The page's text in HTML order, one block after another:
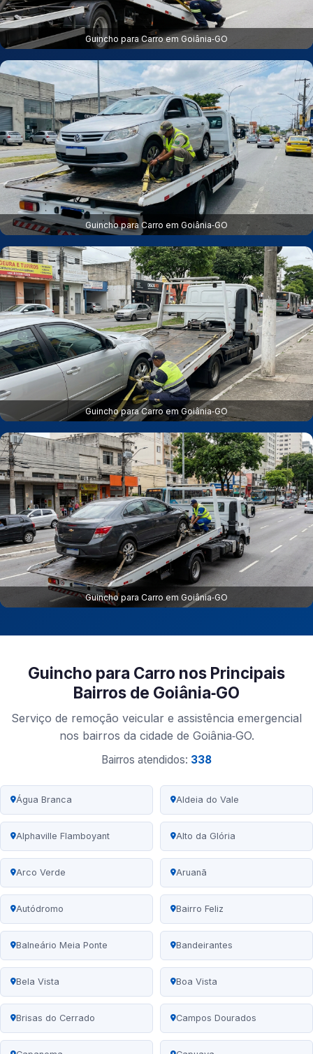
Guincho para Carro em Goiânia‑GO
Guincho para Carro em Goiânia‑GO
Guincho para Carro em Goiânia‑GO
Guincho para Carro em Goiânia‑GO
Guincho para Carro nos Principais
Bairros de Goiânia‑GO
Serviço de remoção veicular e assistência emergencial
nos bairros da cidade de Goiânia‑GO.
Bairros atendidos: 338
Água Branca Aldeia do Vale
Alphaville Flamboyant Alto da Glória
Arco Verde Aruanã
Autódromo Bairro Feliz
Balneário Meia Ponte Bandeirantes
Bela Vista Boa Vista
Brisas do Cerrado Campos Dourados